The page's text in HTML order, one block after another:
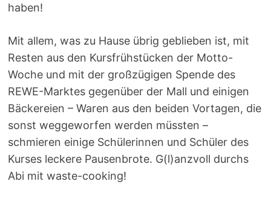
haben!
Mit allem, was zu Hause übrig geblieben ist, mit
Resten aus den Kursfrühstücken der Motto-
Woche und mit der großzügigen Spende des
REWE-Marktes gegenüber der Mall und einigen
Bäckereien – Waren aus den beiden Vortagen, die
sonst weggeworfen werden müssten –
schmieren einige Schülerinnen und Schüler des
Kurses leckere Pausenbrote. G(l)anzvoll durchs
Abi mit waste-cooking!